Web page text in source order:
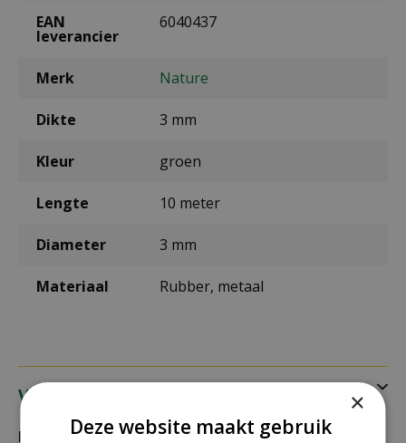
EAN
leverancier
6040437
Merk Nature
Dikte 3 mm
Kleur groen
Lengte 10 meter
Diameter 3 mm
Materiaal Rubber, metaal
Verzending
Bezorging:
×
Deze website maakt gebruik